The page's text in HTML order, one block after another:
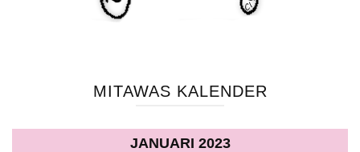
MITAWAS KALENDER
JANUARI 2023